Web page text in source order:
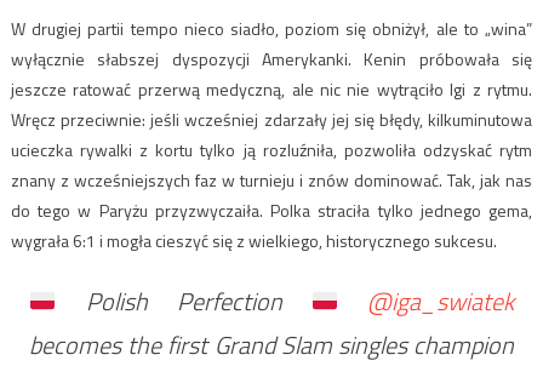
W drugiej partii tempo nieco siadło, poziom się obniżył, ale to „wina”
wyłącznie słabszej dyspozycji Amerykanki. Kenin próbowała się
jeszcze ratować przerwą medyczną, ale nic nie wytrąciło Igi z rytmu.
Wręcz przeciwnie: jeśli wcześniej zdarzały jej się błędy, kilkuminutowa
ucieczka rywalki z kortu tylko ją rozluźniła, pozwoliła odzyskać rytm
znany z wcześniejszych faz w turnieju i znów dominować. Tak, jak nas
do tego w Paryżu przyzwyczaiła. Polka straciła tylko jednego gema,
wygrała 6:1 i mogła cieszyć się z wielkiego, historycznego sukcesu.
Polish Perfection
@iga_swiatek
becomes the first Grand Slam singles champion